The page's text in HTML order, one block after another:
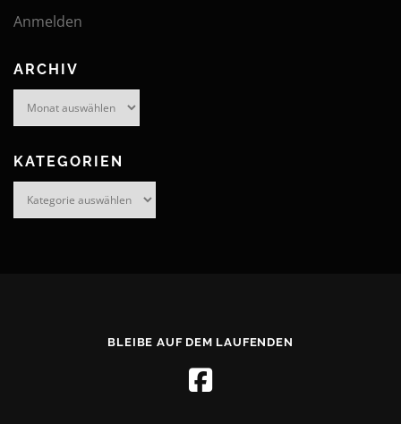
Anmelden
ARCHIV
KATEGORIEN
BLEIBE AUF DEM LAUFENDEN